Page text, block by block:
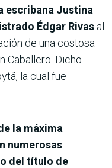
escribana Justina
Édgar Rivas al
de una costosa
Caballero. Dicho
la cual fue
la máxima
numerosas
del título de